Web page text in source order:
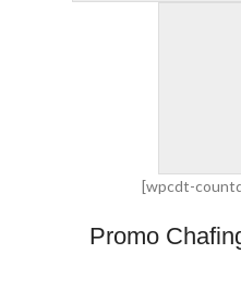
[wpcdt-
Promo